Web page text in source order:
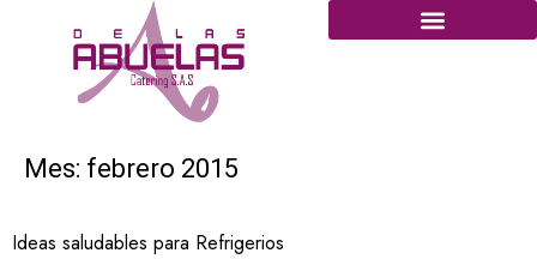
Mes: febrero 2015
Ideas saludables para Refrigerios